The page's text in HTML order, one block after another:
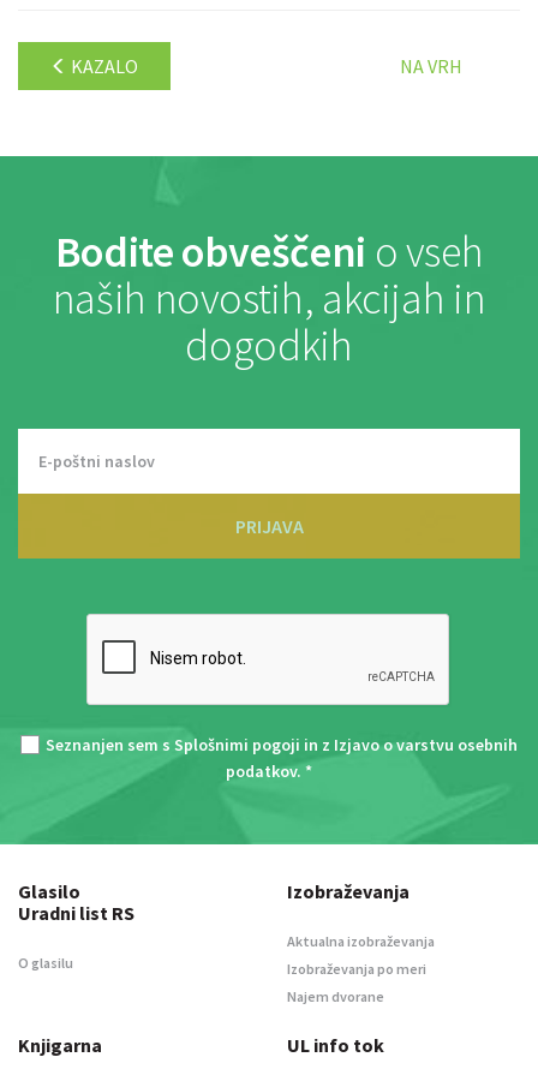
KAZALO NA VRH
Bodite obveščeni o vseh
naših novostih, akcijah in
dogodkih
PRIJAVA
Seznanjen sem s Splošnimi pogoji in z Izjavo o varstvu osebnih
podatkov. *
Glasilo
Uradni list RS
O glasilu
Izobraževanja
Aktualna izobraževanja
Izobraževanja po meri
Najem dvorane
Knjigarna UL info tok